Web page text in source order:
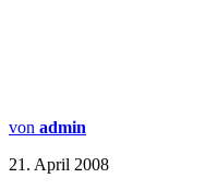
von admin
21. April 2008